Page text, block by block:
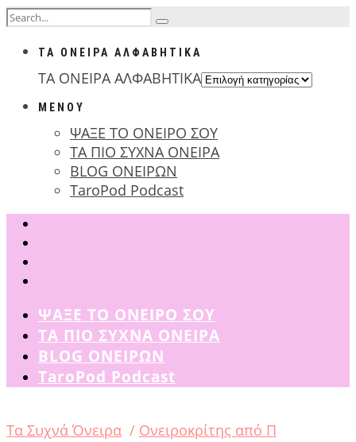
ΤΑ ΟΝΕΙΡΑ ΑΛΦΑΒΗΤΙΚΑ
ΤΑ ΟΝΕΙΡΑ ΑΛΦΑΒΗΤΙΚΑ
ΜΕΝΟΥ
ΨΑΞΕ ΤΟ ΟΝΕΙΡΟ ΣΟΥ
ΤΑ ΠΙΟ ΣΥΧΝΑ ΟΝΕΙΡΑ
BLOG ΟΝΕΙΡΩΝ
TaroPod Podcast
ΨΑΞΕ ΤΟ ΟΝΕΙΡΟ ΣΟΥ
ΤΑ ΠΙΟ ΣΥΧΝΑ ΟΝΕΙΡΑ
BLOG ΟΝΕΙΡΩΝ
TaroPod Podcast
Tα Συχνά Όνειρα / Ονειροκρίτης από Π